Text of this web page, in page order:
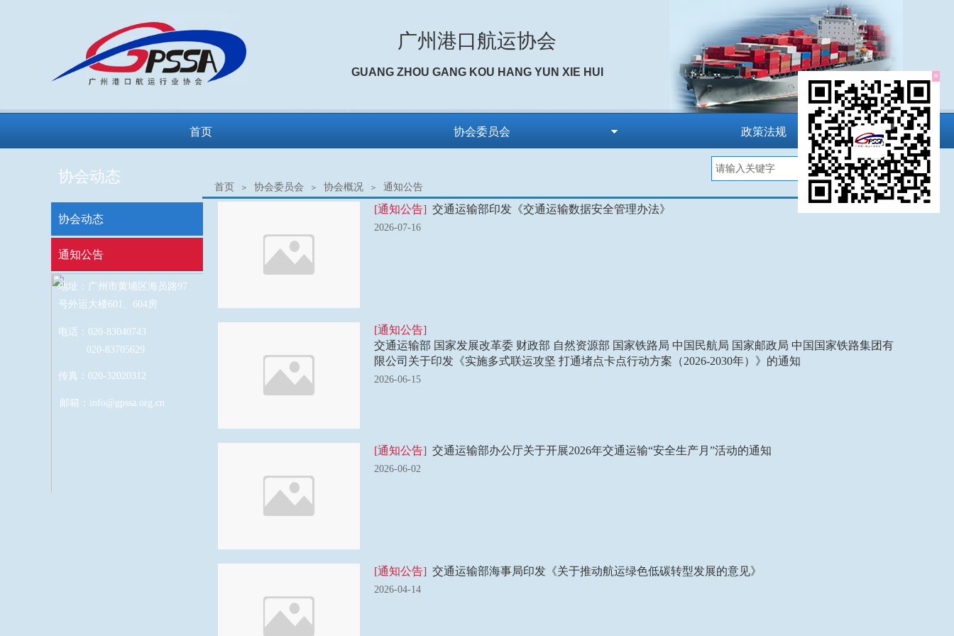
广州港口航运协会
GUANG ZHOU GANG KOU HANG YUN XIE HUI
首页 协会委员会 政策法规
搜索
协会动态
首页 ＞ 协会委员会 ＞ 协会概况 ＞ 通知公告
[通知公告] 交通运输部印发《交通运输数据安全管理办法》
2026-07-16
[通知公告]
交通运输部 国家发展改革委 财政部 自然资源部 国家铁路局 中国民航局 国家邮政局 中国国家铁路集团有
限公司关于印发《实施多式联运攻坚 打通堵点卡点行动方案（2026-2030年）》的通知
2026-06-15
[通知公告] 交通运输部办公厅关于开展2026年交通运输“安全生产月”活动的通知
2026-06-02
[通知公告] 交通运输部海事局印发《关于推动航运绿色低碳转型发展的意见》
2026-04-14
协会动态
通知公告
地址：广州市黄埔区海员路97
号外运大楼601、604房
电话：020-83040743
020-83705629
传真：020-32020312
邮箱：info@gpssa.org.cn
×